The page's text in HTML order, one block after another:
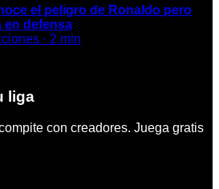
el peligro de Ronaldo pero
en defensa
· 2 min
liga
con creadores. Juega gratis